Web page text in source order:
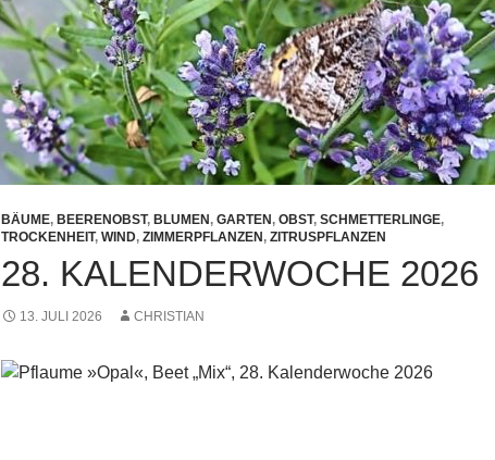
BÄUME, BEERENOBST, BLUMEN , GARTEN , OBST, SCHMETTERLINGE,
TROCKENHEIT, WIND, ZIMMERPFLANZEN , ZITRUSPFLANZEN
28. KALENDERWOCHE 2026
13. JULI 2026 CHRISTIAN